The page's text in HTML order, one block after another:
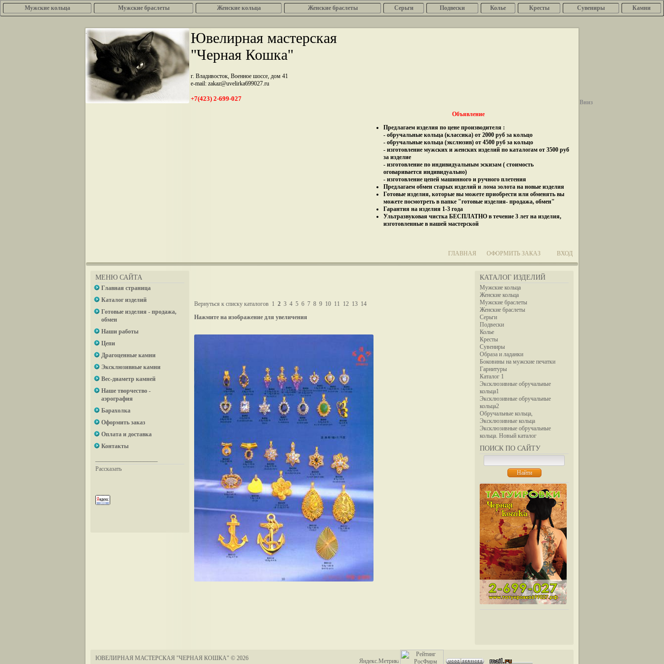
Мужские кольца Мужские браслеты Женcкие кольца Женские браслеты Серьги Подвески Колье Кресты Сувениры Камни
.
Ювелирная мастерская
"Черная Кошка"
г. Владивосток, Военное шоссе, дом 41
e-mail: zakaz@uvelirka699027.ru
+7(423) 2-699-027
Объявление
Предлагаем изделия по цене производителя :
- обручальные кольца (классика) от 2000 руб за кольцо
- обручальные кольца (экслюзив) от 4500 руб за кольцо
- изготовление мужских и женских изделий по каталогам от 3500 руб
за изделие
- изготовление по индивидуальным эскизам ( стоимость
оговаривается индивидуально)
- изготовление цепей машинного и ручного плетения
Предлагаем обмен старых изделий и лома золота на новые изделия
Готовые изделия, которые вы можете приобрести или обменять вы
можете посмотреть в папке "готовые изделия- продажа, обмен"
Гарантия на изделия 1-3 года
Ультразвуковая чистка БЕСПЛАТНО в течение 3 лет на изделия,
изготовленные в нашей мастерской
ГЛАВНАЯ ОФОРМИТЬ ЗАКАЗ ВХОД
МЕНЮ САЙТА
Главная страница
Каталог изделий
Готовые изделия - продажа,
обмен
Наши работы
Цепи
Драгоценные камни
Эксклюзивные камни
Вес-диаметр камней
Наше творчество -
аэрография
Барахолка
Оформить заказ
Оплата и доставка
Контакты
Рассказать
КАТАЛОГ ИЗДЕЛИЙ
Мужские кольца
Женские кольца
Мужские браслеты
Женские браслеты
Серьги
Подвески
Колье
Кресты
Сувениры
Образа и ладанки
Боковины на мужские печатки
Гарнитуры
Каталог 1
Эксклюзивные обручальные
кольца1
Эксклюзивные обручальные
кольца2
Обручальные кольца,
Эксклюзивные кольца
Эксклюзивные обручальные
кольца. Новый каталог
ПОИСК ПО САЙТУ
Вернуться к списку каталогов 1 2 3 4 5 6 7 8 9 10 11 12 13 14
Нажмите на изображение для увеличения
ЮВЕЛИРНАЯ МАСТЕРСКАЯ "ЧЕРНАЯ КОШКА" © 2026
Вниз